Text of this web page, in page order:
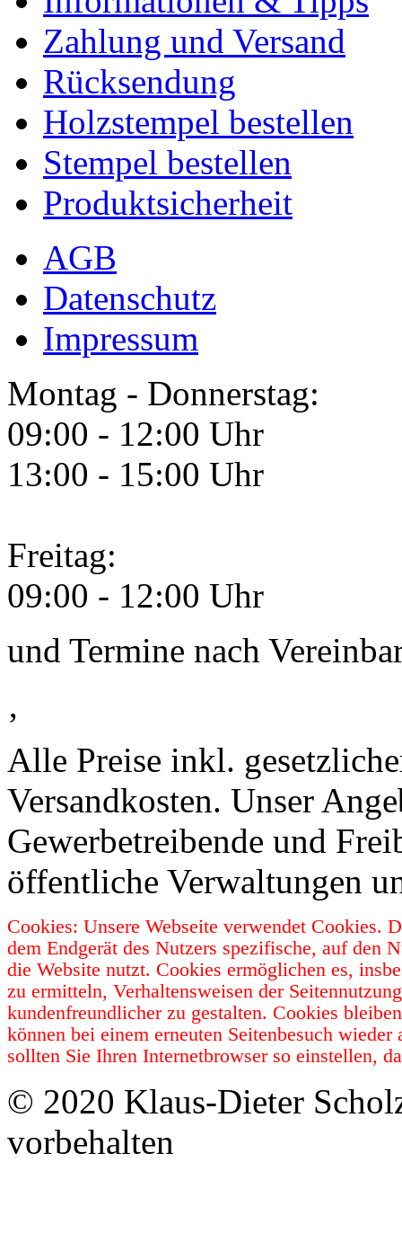
Zahlung und Versand
Rücksendung
Holzstempel bestellen
Stempel bestellen
Produktsicherheit
AGB
Datenschutz
Impressum
Montag - Donnerstag:
09:00 - 12:00 Uhr
13:00 - 15:00 Uhr
Freitag:
09:00 - 12:00 Uhr
und Termine nach
‚
Alle Preise inkl.
Versandkosten. Unser
Gewerbetreibende und
öffentliche Verwaltungen
Cookies: Unsere Webseite verwendet Cookies.
dem Endgerät des Nutzers spezifische, auf den
die Website nutzt. Cookies ermöglichen es,
zu ermitteln, Verhaltensweisen der
kundenfreundlicher zu gestalten. Cookies
können bei einem erneuten Seitenbesuch
sollten Sie Ihren Internetbrowser so einstellen,
© 2020 Klaus-Dieter
vorbehalten